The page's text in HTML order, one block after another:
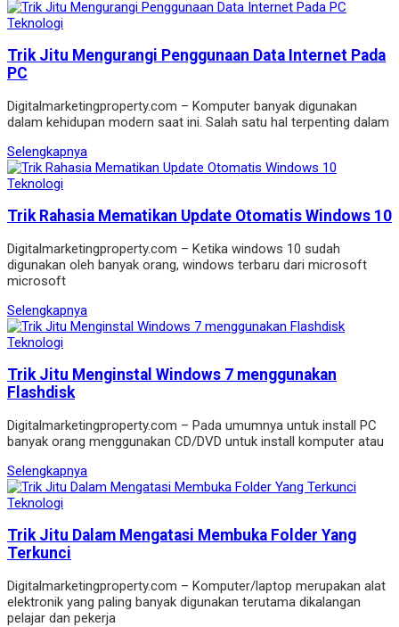
Teknologi
Trik Jitu Mengurangi Penggunaan Data Internet Pada
PC
Digitalmarketingproperty.com – Komputer banyak digunakan
dalam kehidupan modern saat ini. Salah satu hal terpenting dalam
Selengkapnya
Teknologi
Trik Rahasia Mematikan Update Otomatis Windows 10
Digitalmarketingproperty.com – Ketika windows 10 sudah
digunakan oleh banyak orang, windows terbaru dari microsoft
microsoft
Selengkapnya
Teknologi
Trik Jitu Menginstal Windows 7 menggunakan
Flashdisk
Digitalmarketingproperty.com – Pada umumnya untuk install PC
banyak orang menggunakan CD/DVD untuk install komputer atau
Selengkapnya
Teknologi
Trik Jitu Dalam Mengatasi Membuka Folder Yang
Terkunci
Digitalmarketingproperty.com – Komputer/laptop merupakan alat
elektronik yang paling banyak digunakan terutama dikalangan
pelajar dan pekerja